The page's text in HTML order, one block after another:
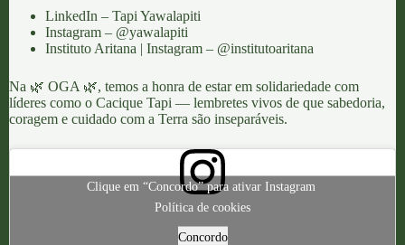
LinkedIn – Tapi Yawalapiti
Instagram – @yawalapiti
Instituto Aritana | Instagram – @institutoaritana
Na 🌿 OGA 🌿, temos a honra de estar em solidariedade com
líderes como o Cacique Tapi — lembretes vivos de que sabedoria,
coragem e cuidado com a Terra são inseparáveis.
Clique em “Concordo” para ativar Instagram
Política de cookies
Concordo